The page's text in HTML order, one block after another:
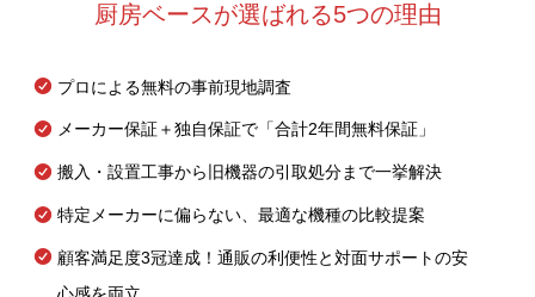
厨房ベースが選ばれる5つの理由
プロによる無料の事前現地調査
メーカー保証＋独自保証で「合計2年間無料保証」
搬入・設置工事から旧機器の引取処分まで一挙解決
特定メーカーに偏らない、最適な機種の比較提案
顧客満足度3冠達成！通販の利便性と対面サポートの安
心感を両立